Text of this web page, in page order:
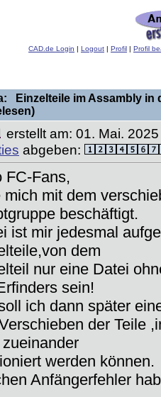
CAD.de Login | Logout | Profil | Profil
Einzelteile im Assambly in
erstellt am: 01. Mai.
abgeben:
FC-Fans,
mich mit dem
beschäftigt.
ist mir jedesmal
dem
nur eine Datei
sein!
ich dann später
der Teile
werden können.
Anfängerfehler